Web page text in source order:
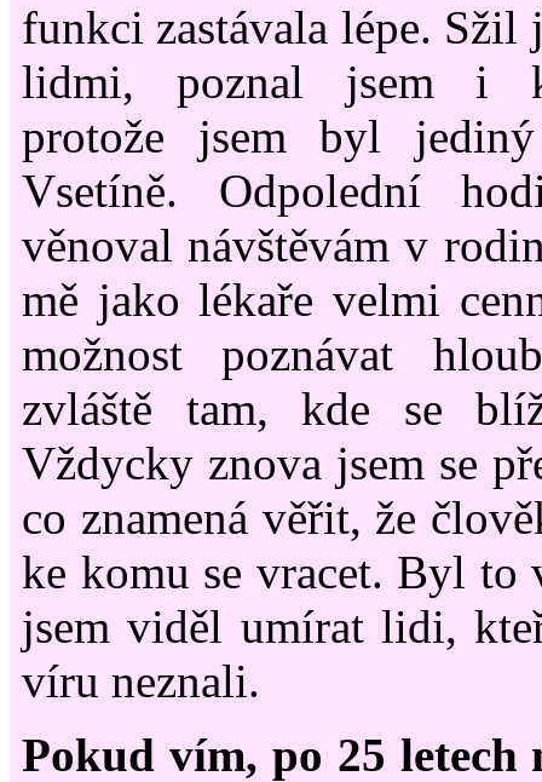
funkci zastávala lépe. Sžil
lidmi, poznal jsem i
protože jsem byl
Vsetíně. Odpolední
věnoval návštěvám v
mě jako lékaře velmi
možnost poznávat
zvláště tam, kde se
Vždycky znova jsem se
co znamená věřit, že
ke komu se vracet. Byl
jsem viděl umírat lidi,
víru neznali.
Pokud vím, po 25 letech